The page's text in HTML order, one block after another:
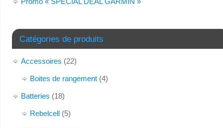
Catégories de produits
Accessoires (22)
Boites de rangement (4)
Batteries (18)
Rebelcell (5)